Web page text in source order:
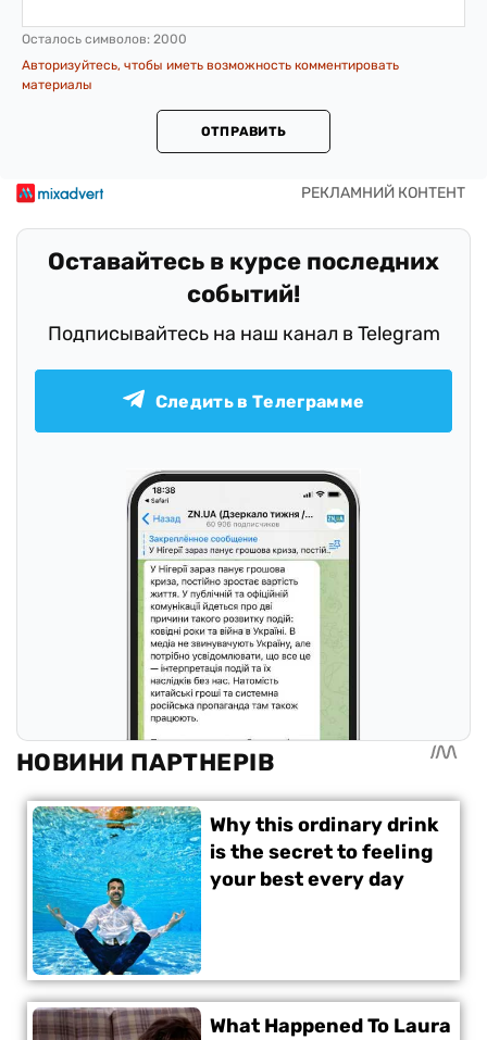
Осталось символов: 2000
Авторизуйтесь, чтобы иметь возможность комментировать
материалы
ОТПРАВИТЬ
Оставайтесь в курсе последних
событий!
Подписывайтесь на наш канал в Telegram
Следить в Телеграмме